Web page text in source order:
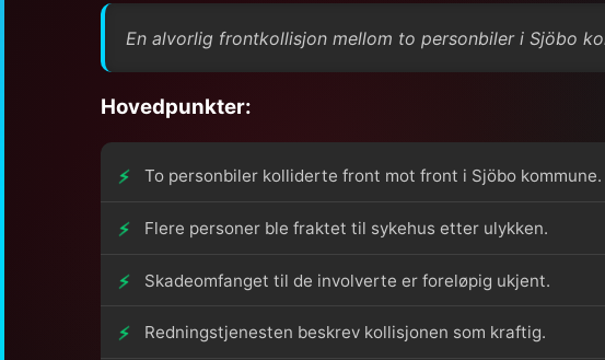
En alvorlig frontkollisjon mellom to personbiler i Sjöbo
Hovedpunkter:
To personbiler kolliderte front mot front i Sjöbo kommune.
Flere personer ble fraktet til sykehus etter ulykken.
Skadeomfanget til de involverte er foreløpig ukjent.
Redningstjenesten beskrev kollisjonen som kraftig.